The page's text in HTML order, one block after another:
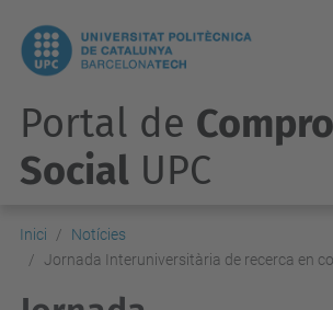
Portal de
Social UPC
Inici
Notícies
Jornada Interuniversitària de recerca en